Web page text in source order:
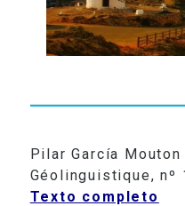
Pilar García Mouton
Géolinguistique, nº
Texto completo